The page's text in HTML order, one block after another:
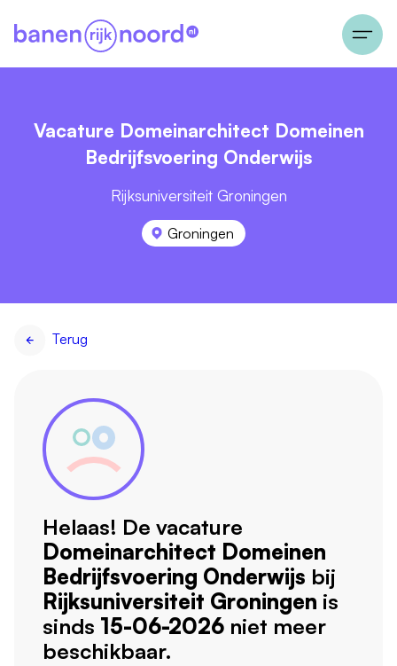
Vacature Domeinarchitect Domeinen
Bedrijfsvoering Onderwijs
Rijksuniversiteit Groningen
Groningen
Terug
Helaas! De vacature
Domeinarchitect Domeinen
Bedrijfsvoering Onderwijs bij
Rijksuniversiteit Groningen is
sinds 15-06-2026 niet meer
beschikbaar.